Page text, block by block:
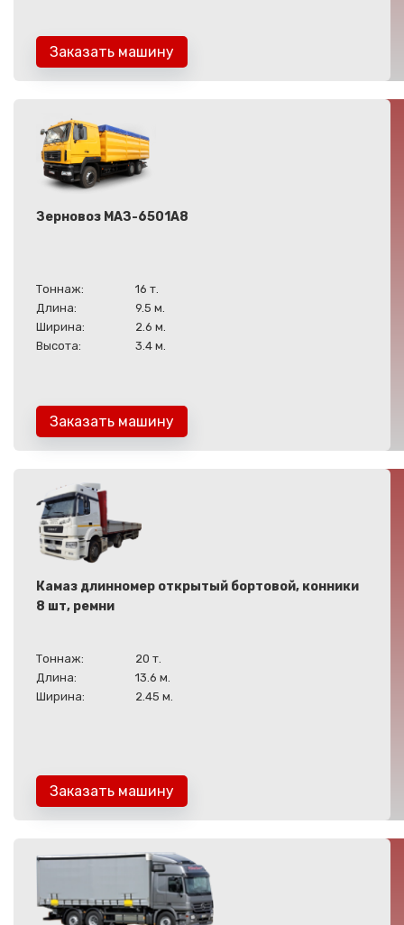
Заказать машину
Зерновоз МАЗ-6501А8
Тоннаж:
16 т.
Длина:
9.5 м.
Ширина:
2.6 м.
Высота:
3.4 м.
Заказать машину
Камаз длинномер открытый бортовой, конники
8 шт, ремни
Тоннаж:
20 т.
Длина:
13.6 м.
Ширина:
2.45 м.
Заказать машину